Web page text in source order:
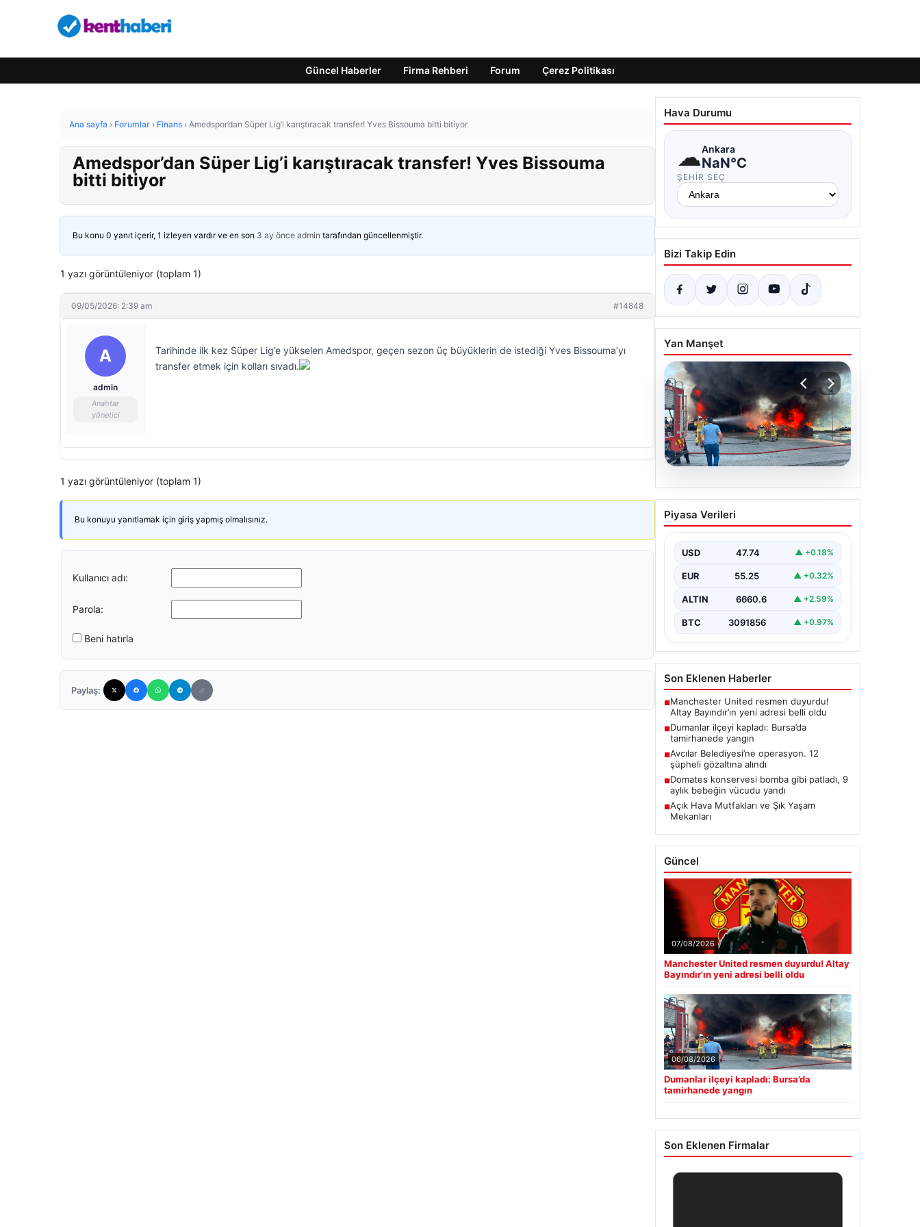
Güncel Haberler Firma Rehberi Forum Çerez Politikası
Ana sayfa › Forumlar › Finans › Amedspor’dan Süper Lig’i karıştıracak transfer! Yves Bissouma bitti bitiyor
Amedspor’dan Süper Lig’i karıştıracak transfer! Yves Bissouma
bitti bitiyor
Bu konu 0 yanıt içerir, 1 izleyen vardır ve en son 3 ay önce admin tarafından güncellenmiştir.
1 yazı görüntüleniyor (toplam 1)
09/05/2026: 2:39 am #14848
A
admin
Anahtar
yönetici
Tarihinde ilk kez Süper Lig’e yükselen Amedspor, geçen sezon üç büyüklerin de istediği Yves Bissouma’yı
transfer etmek için kolları sıvadı.
1 yazı görüntüleniyor (toplam 1)
Bu konuyu yanıtlamak için giriş yapmış olmalısınız.
Kullanıcı adı:
Parola:
Beni hatırla
Paylaş:
Hava Durumu
☁Ankara
NaN°C
ŞEHIR SEÇ
Bizi Takip Edin
Yan Manşet
Dumanlar ilçeyi kapladı:
Bursa’da tamirhanede
Piyasa Verileri
USD 47.74 ▲ +0.18%
EUR 55.25 ▲ +0.32%
ALTIN 6660.6 ▲ +2.59%
BTC 3091856 ▲ +0.97%
Son Eklenen Haberler
■Manchester United resmen duyurdu!
Altay Bayındır’ın yeni adresi belli oldu
■Dumanlar ilçeyi kapladı: Bursa’da
tamirhanede yangın
■Avcılar Belediyesi’ne operasyon. 12
şüpheli gözaltına alındı
■Domates konservesi bomba gibi patladı, 9
aylık bebeğin vücudu yandı
■Açık Hava Mutfakları ve Şık Yaşam
Mekanları
Güncel
07/08/2026
Manchester United resmen duyurdu! Altay
Bayındır’ın yeni adresi belli oldu
06/08/2026
Dumanlar ilçeyi kapladı: Bursa’da
tamirhanede yangın
Son Eklenen Firmalar